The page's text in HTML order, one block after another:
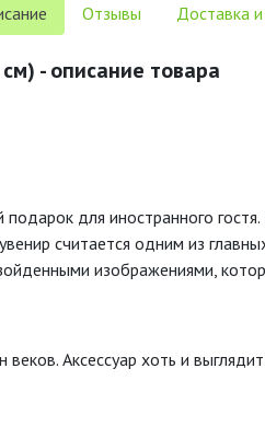
Отзывы Доставка
- описание товара
для иностранного
считается одним из
изображениями,
Аксессуар хоть и